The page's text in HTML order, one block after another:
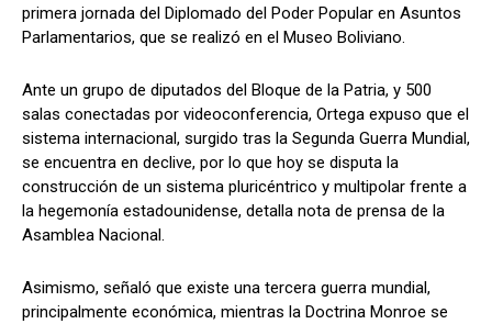
primera jornada del Diplomado del Poder Popular en Asuntos
Parlamentarios, que se realizó en el Museo Boliviano.
Ante un grupo de diputados del Bloque de la Patria, y 500
salas conectadas por videoconferencia, Ortega expuso que el
sistema internacional, surgido tras la Segunda Guerra Mundial,
se encuentra en declive, por lo que hoy se disputa la
construcción de un sistema pluricéntrico y multipolar frente a
la hegemonía estadounidense, detalla nota de prensa de la
Asamblea Nacional.
Asimismo, señaló que existe una tercera guerra mundial,
principalmente económica, mientras la Doctrina Monroe se